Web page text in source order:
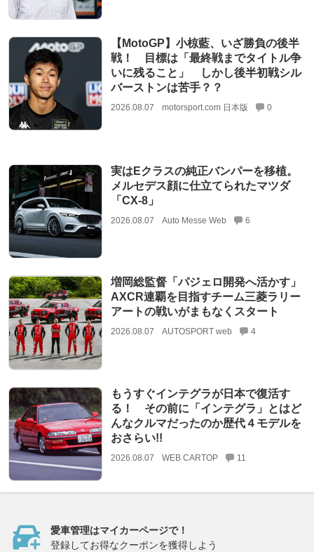
【MotoGP】小椋藍、いざ勝負の後半
戦！ 目標は「最終戦までタイトル争
いに残ること」 しかし後半初戦シル
バーストンは苦手？？
2026.08.07 motorsport.com 日本版 0
実はEクラスの純正バンパーを移植。
メルセデス顔に仕立てられたマツダ
「CX-8」
2026.08.07 Auto Messe Web 6
増岡総監督「パジェロ開発へ活かす」
AXCR連覇を目指すチーム三菱ラリー
アートの戦いがまもなくスタート
2026.08.07 AUTOSPORT web 4
もうすぐインテグラが日本で復活す
る！ その前に「インテグラ」とはど
んなクルマだったのか歴代４モデルを
おさらい!!
2026.08.07 WEB CARTOP 11
愛車管理はマイカーページで！
登録してお得なクーポンを獲得しよう